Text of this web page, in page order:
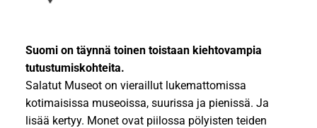
Suomi on täynnä toinen toistaan kiehtovampia
tutustumiskohteita.
Salatut Museot on vieraillut lukemattomissa
kotimaisissa museoissa, suurissa ja pienissä. Ja
lisää kertyy. Monet ovat piilossa pölyisten teiden